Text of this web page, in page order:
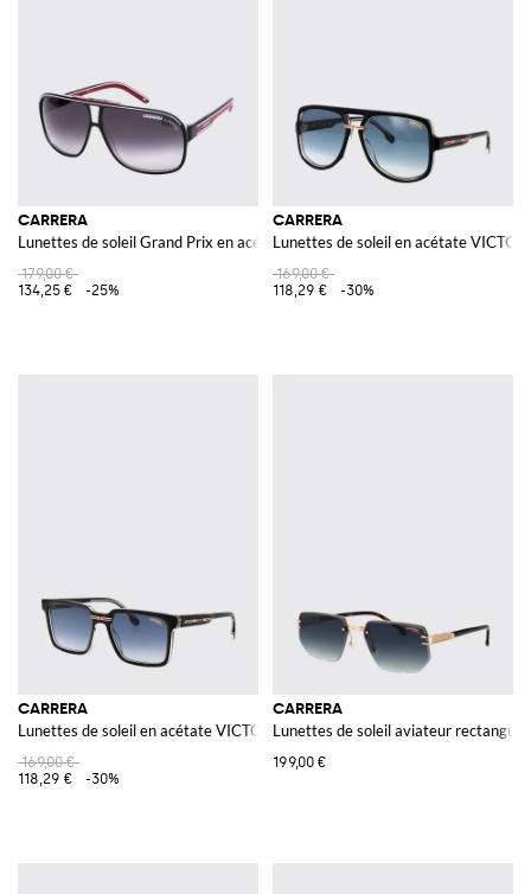
CARRERA
Lunettes de soleil Grand Prix en acétate
179,00 €
134,25 €
-25%
CARRERA
Lunettes de soleil en acétate
169,00 €
118,29 €
-30%
CARRERA
Lunettes de soleil en acétate VICTORYC
169,00 €
118,29 €
-30%
CARRERA
Lunettes de soleil aviateur
199,00 €